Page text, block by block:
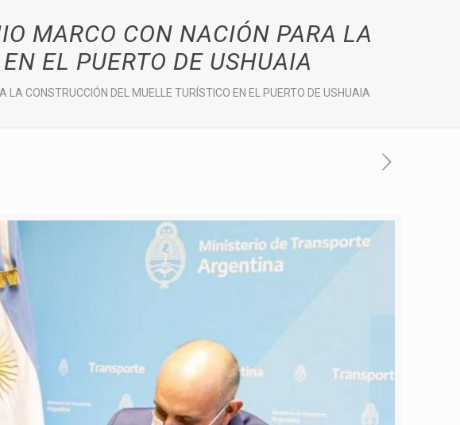
MARCO CON NACIÓN PARA LA
EL PUERTO DE USHUAIA
CONSTRUCCIÓN DEL MUELLE TURÍSTICO EN EL PUERTO DE USHUAIA